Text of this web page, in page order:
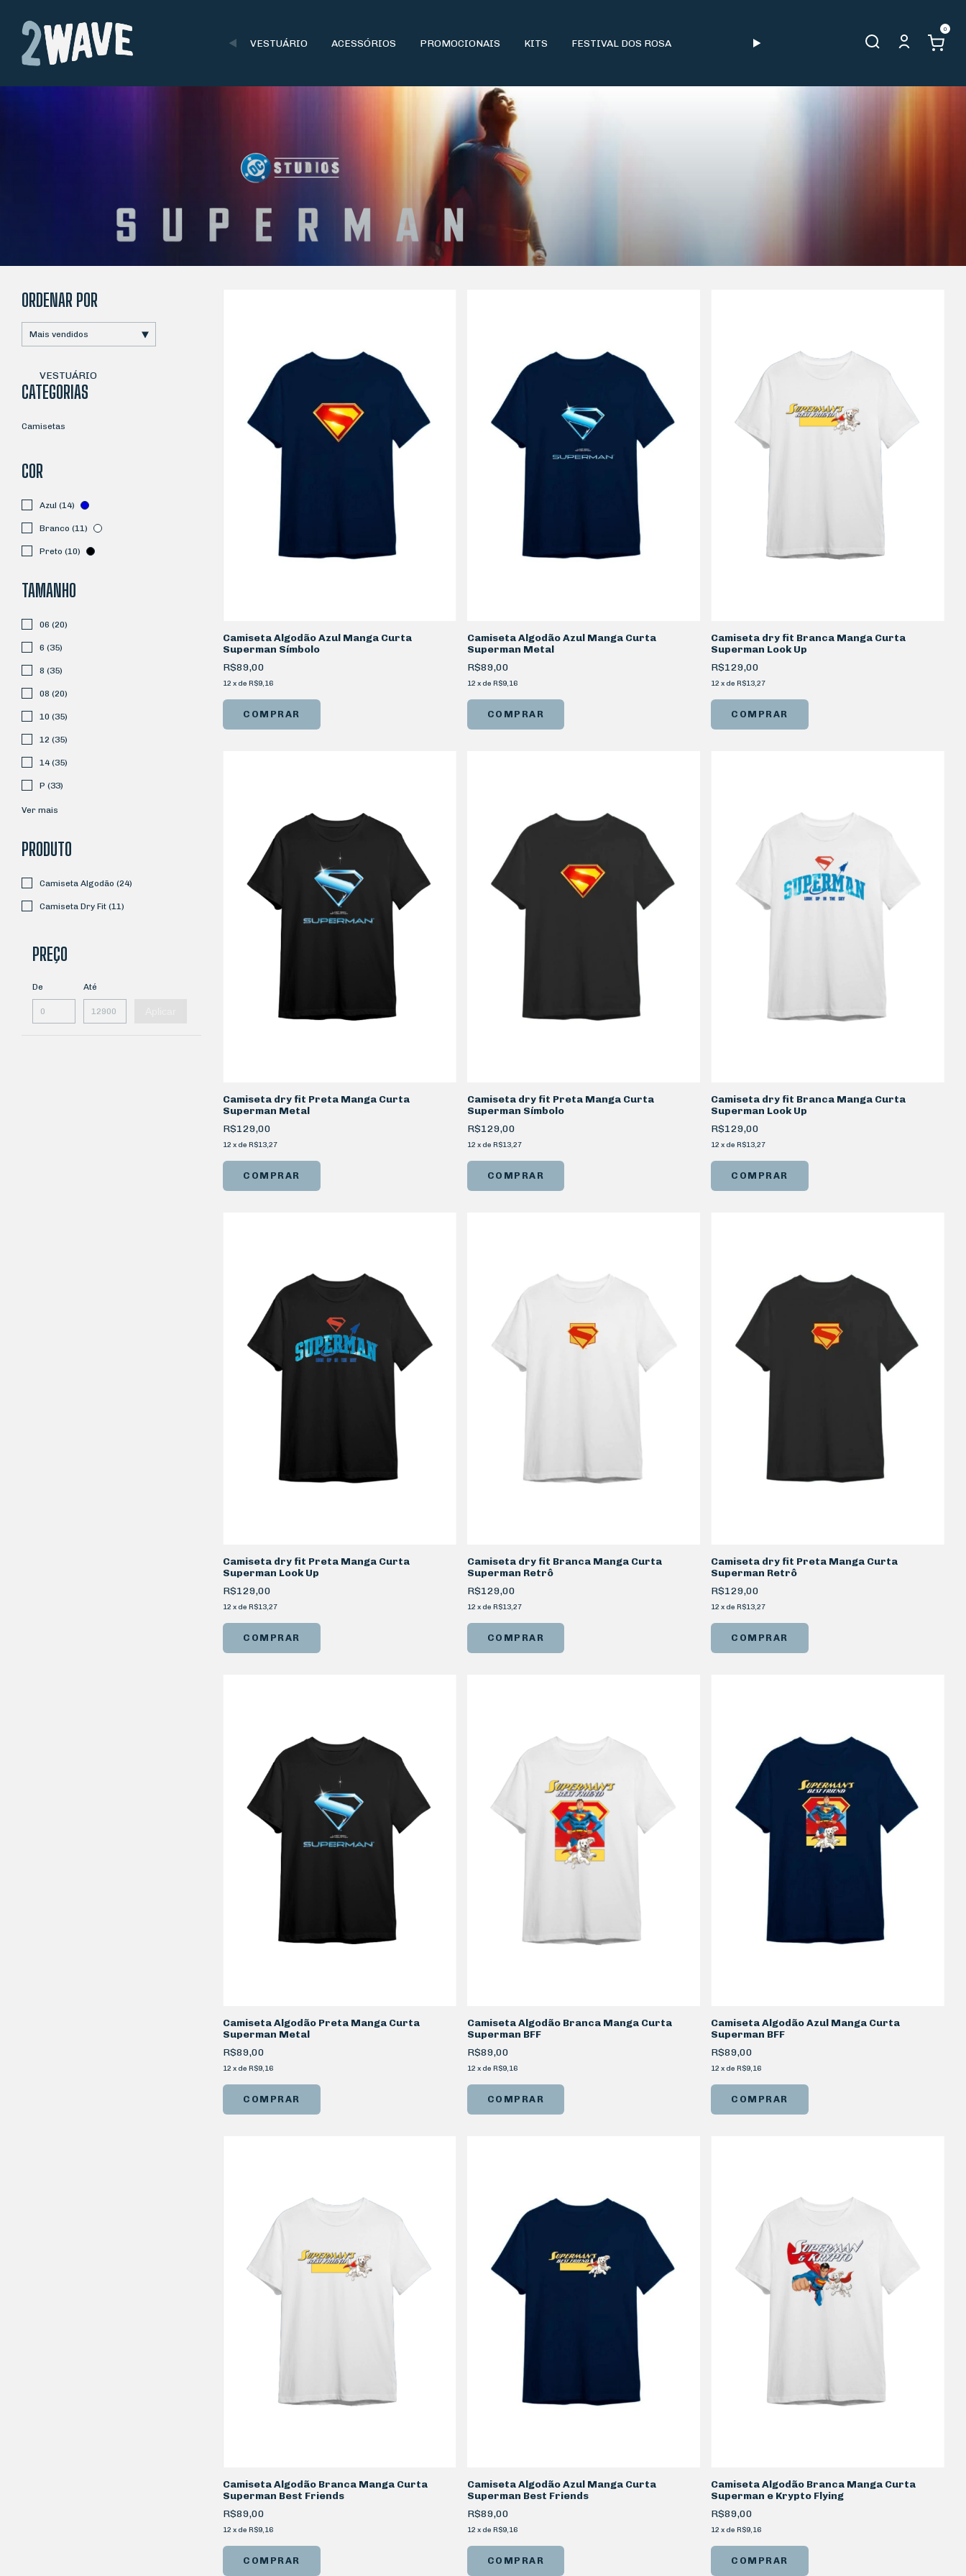
VESTUÁRIO ACESSÓRIOS PROMOCIONAIS KITS FESTIVAL DOS ROSA
0
ORDENAR POR
VESTUÁRIO
CATEGORIAS
Camisetas
COR
Azul (14)
Branco (11)
Preto (10)
TAMANHO
06 (20)
6 (35)
8 (35)
08 (20)
10 (35)
12 (35)
14 (35)
P (33)
Ver mais
PRODUTO
Camiseta Algodão (24)
Camiseta Dry Fit (11)
PREÇO
De Até
Camiseta Algodão Azul Manga Curta
Superman Símbolo
R$89,00
12 x de R$9,16
COMPRAR
Camiseta Algodão Azul Manga Curta
Superman Metal
R$89,00
12 x de R$9,16
COMPRAR
Camiseta dry fit Branca Manga Curta
Superman Look Up
R$129,00
12 x de R$13,27
COMPRAR
Camiseta dry fit Preta Manga Curta
Superman Metal
R$129,00
12 x de R$13,27
COMPRAR
Camiseta dry fit Preta Manga Curta
Superman Símbolo
R$129,00
12 x de R$13,27
COMPRAR
Camiseta dry fit Branca Manga Curta
Superman Look Up
R$129,00
12 x deR$13,27
COMPRAR
Camiseta dry fit Preta Manga Curta
Superman Look Up
R$129,00
12 x de R$13,27
COMPRAR
Camiseta dry fit Branca Manga Curta
Superman Retrô
R$129,00
12 x de R$13,27
COMPRAR
Camiseta dry fit Preta Manga Curta
Superman Retrô
R$129,00
12 x deR$13,27
COMPRAR
Camiseta Algodão Preta Manga Curta
Superman Metal
R$89,00
12 x de R$9,16
COMPRAR
Camiseta Algodão Branca Manga Curta
Superman BFF
R$89,00
12 x de R$9,16
COMPRAR
Camiseta Algodão Azul Manga Curta
Superman BFF
R$89,00
12 x deR$9,16
COMPRAR
Camiseta Algodão Branca Manga Curta
Superman Best Friends
R$89,00
12 x de R$9,16
COMPRAR
Camiseta Algodão Azul Manga Curta
Superman Best Friends
R$89,00
12 x de R$9,16
COMPRAR
Camiseta Algodão Branca Manga Curta
Superman e Krypto Flying
R$89,00
12 x deR$9,16
COMPRAR